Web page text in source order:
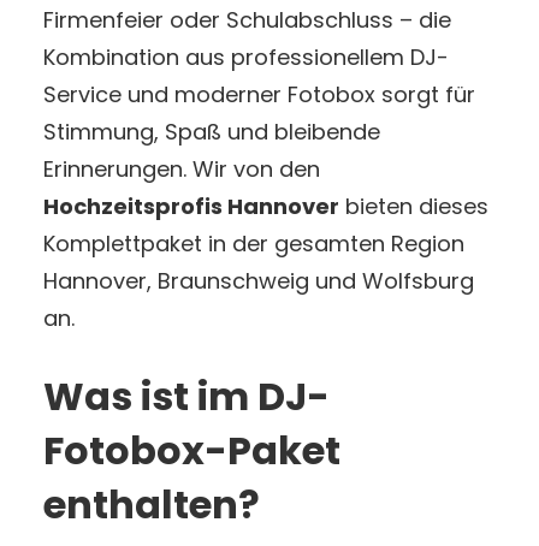
Firmenfeier oder Schulabschluss – die
Kombination aus professionellem DJ-
Service und moderner Fotobox sorgt für
Stimmung, Spaß und bleibende
Erinnerungen. Wir von den
Hochzeitsprofis Hannover bieten dieses
Komplettpaket in der gesamten Region
Hannover, Braunschweig und Wolfsburg
an.
Was ist im DJ-
Fotobox-Paket
enthalten?